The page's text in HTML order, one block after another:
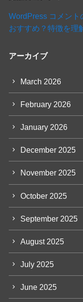
WordPress コメント
おすすめ？特徴を理
アーカイブ
March 2026
February 2026
January 2026
December 2025
November 2025
October 2025
September 2025
August 2025
July 2025
June 2025